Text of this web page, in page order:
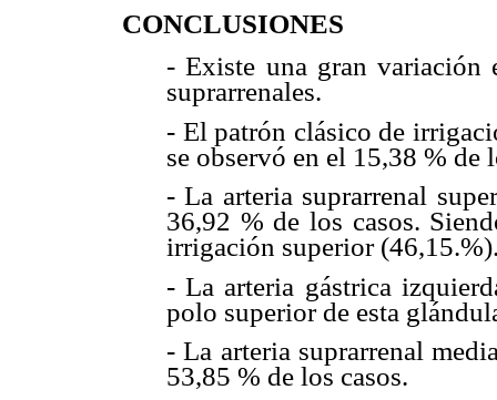
CONCLUSIONES
- Existe una gran variación
suprarrenales.
- El patrón clásico de
se observó en el 15,38 % de
- La arteria suprarrenal
36,92 % de los casos.
irrigación superior
- La arteria gástrica
polo superior de esta
- La arteria suprarrenal
53,85 % de los casos.